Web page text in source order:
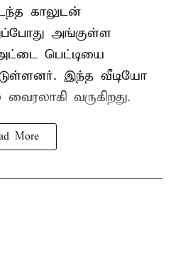
காலுடன்
அங்குள்ள
பெட்டியை
இந்த வீடியோ
வருகிறது.
More